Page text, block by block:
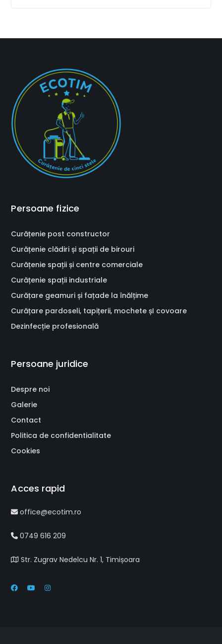
Persoane fizice
Curățenie post constructor
Curățenie clădiri și spații de birouri
Curățenie spații și centre comerciale
Curățenie spații industriale
Curățare geamuri și fațade la înălțime
Curățare pardoseli, tapițerii, mochete șI covoare
Dezinfecție profesională
Persoane juridice
Despre noi
Galerie
Contact
Politica de confidentialitate
Cookies
Acces rapid
office@ecotim.ro
0749 616 209
Str. Zugrav Nedelcu Nr. 1, Timișoara